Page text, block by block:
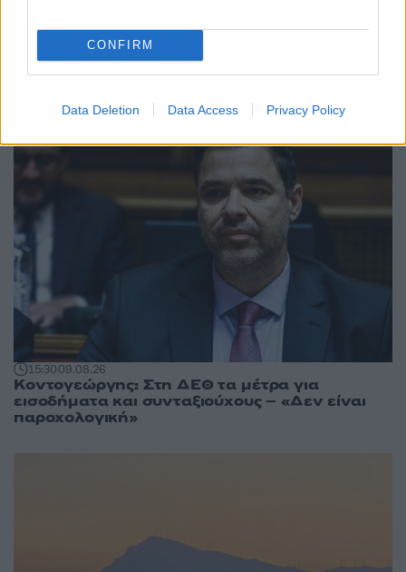
CONFIRM
Data Deletion Data Access Privacy Policy
Μακρο-οικονομία:
Περισσότερα άρθρα
15:3009.08.26
Κοντογεώργης: Στη ΔΕΘ τα μέτρα για
εισοδήματα και συνταξιούχους – «Δεν είναι
παροχολογική»